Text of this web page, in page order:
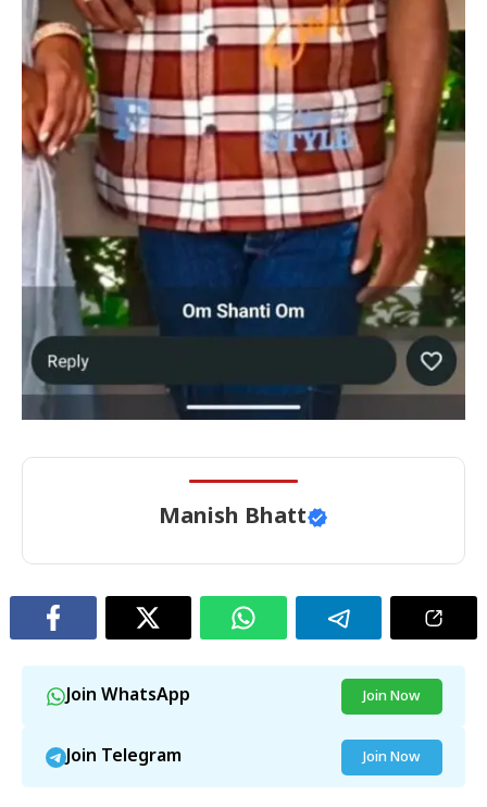
Manish Bhatt
Join WhatsApp Join Now
Join Telegram Join Now